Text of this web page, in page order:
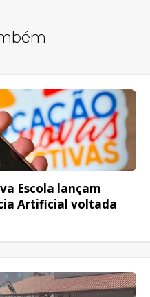
Escola lançam
Artificial voltada